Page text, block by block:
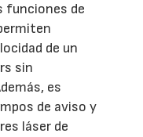
funciones de
de un
sin
es
de aviso y
láser de